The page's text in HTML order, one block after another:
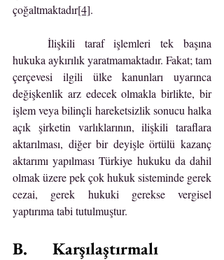
çoğaltmaktadır[4].
hukuka aykırılık yaratmamaktadır. Fakat; tam
çerçevesi ilgili ülke kanunları uyarınca
değişkenlik arz edecek olmakla birlikte, bir
işlem veya bilinçli hareketsizlik sonucu halka
açık şirketin varlıklarının, ilişkili taraflara
aktarılması, diğer bir deyişle örtülü kazanç
aktarımı yapılması Türkiye hukuku da dahil
olmak üzere pek çok hukuk sisteminde gerek
cezai, gerek hukuki gerekse vergisel
yaptırıma tabi tutulmuştur.
B.      Karşılaştırmalı